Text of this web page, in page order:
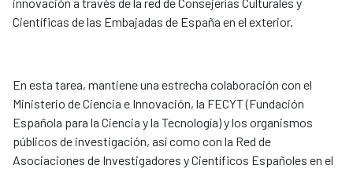
Científicas de las Embajadas de España en el exterior.
En esta tarea, mantiene una estrecha colaboración con el
Ministerio de Ciencia e Innovación, la FECYT (Fundación
Española para la Ciencia y la Tecnología) y los organismos
públicos de investigación, así como con la Red de
Asociaciones de Investigadores y Científicos Españoles en el